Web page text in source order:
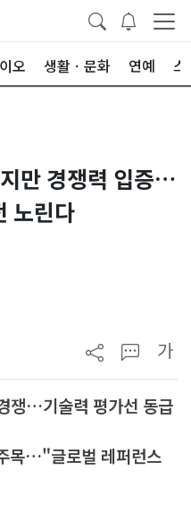
오 생활ㆍ문화 연예 스
만 경쟁력 입증…
노린다
가
쟁…기술력 평가선 동급
목…"글로벌 레퍼런스